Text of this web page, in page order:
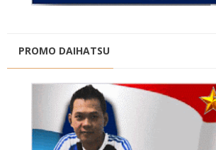
PROMO DAIHATSU